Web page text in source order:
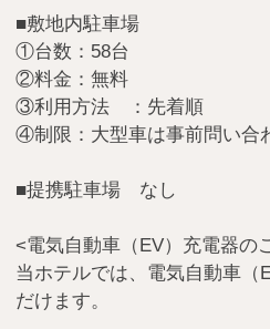
特別優待会員様
■敷地内駐車場
①台数：58台
②料金：無料
③利用方法 ：先着順
④制限：大型車は事前問い合
■提携駐車場 なし
<電気自動車（EV）充電器の
当ホテルでは、電気自動車（
だけます。